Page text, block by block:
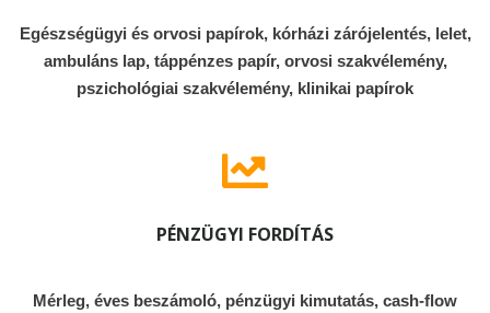
Egészségügyi és orvosi papírok, kórházi zárójelentés, lelet,
ambuláns lap, táppénzes papír, orvosi szakvélemény,
pszichológiai szakvélemény, klinikai papírok
PÉNZÜGYI FORDÍTÁS
Mérleg, éves beszámoló, pénzügyi kimutatás, cash-flow